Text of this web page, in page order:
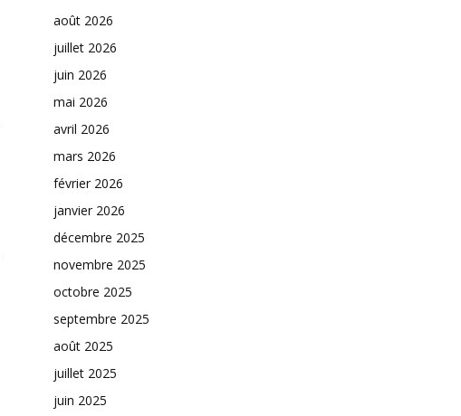
août 2026
juillet 2026
juin 2026
mai 2026
avril 2026
mars 2026
février 2026
janvier 2026
décembre 2025
novembre 2025
octobre 2025
septembre 2025
août 2025
juillet 2025
juin 2025